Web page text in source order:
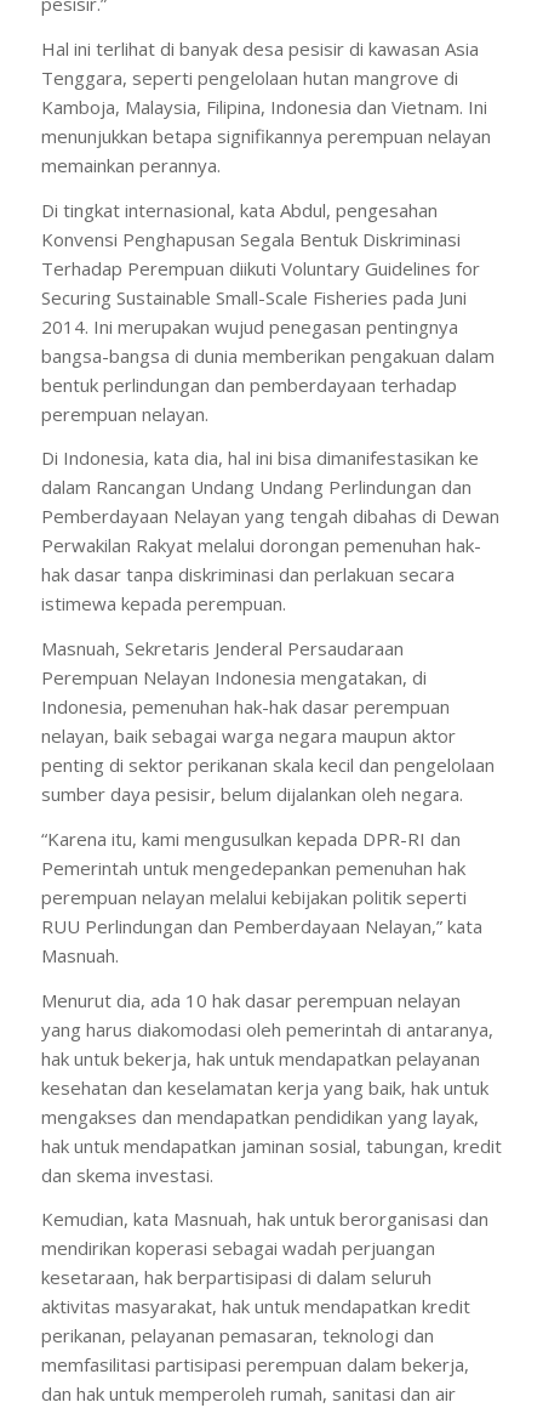
Hal ini terlihat di banyak desa pesisir di kawasan Asia
Tenggara, seperti pengelolaan hutan mangrove di
Kamboja, Malaysia, Filipina, Indonesia dan Vietnam. Ini
menunjukkan betapa signifikannya perempuan nelayan
memainkan perannya.
Di tingkat internasional, kata Abdul, pengesahan
Konvensi Penghapusan Segala Bentuk Diskriminasi
Terhadap Perempuan diikuti Voluntary Guidelines for
Securing Sustainable Small-Scale Fisheries pada Juni
2014. Ini merupakan wujud penegasan pentingnya
bangsa-bangsa di dunia memberikan pengakuan dalam
bentuk perlindungan dan pemberdayaan terhadap
perempuan nelayan.
Di Indonesia, kata dia, hal ini bisa dimanifestasikan ke
dalam Rancangan Undang Undang Perlindungan dan
Pemberdayaan Nelayan yang tengah dibahas di Dewan
Perwakilan Rakyat melalui dorongan pemenuhan hak-
hak dasar tanpa diskriminasi dan perlakuan secara
istimewa kepada perempuan.
Masnuah, Sekretaris Jenderal Persaudaraan
Perempuan Nelayan Indonesia mengatakan, di
Indonesia, pemenuhan hak-hak dasar perempuan
nelayan, baik sebagai warga negara maupun aktor
penting di sektor perikanan skala kecil dan pengelolaan
sumber daya pesisir, belum dijalankan oleh negara.
“Karena itu, kami mengusulkan kepada DPR-RI dan
Pemerintah untuk mengedepankan pemenuhan hak
perempuan nelayan melalui kebijakan politik seperti
RUU Perlindungan dan Pemberdayaan Nelayan,” kata
Masnuah.
Menurut dia, ada 10 hak dasar perempuan nelayan
yang harus diakomodasi oleh pemerintah di antaranya,
hak untuk bekerja, hak untuk mendapatkan pelayanan
kesehatan dan keselamatan kerja yang baik, hak untuk
mengakses dan mendapatkan pendidikan yang layak,
hak untuk mendapatkan jaminan sosial, tabungan, kredit
dan skema investasi.
Kemudian, kata Masnuah, hak untuk berorganisasi dan
mendirikan koperasi sebagai wadah perjuangan
kesetaraan, hak berpartisipasi di dalam seluruh
aktivitas masyarakat, hak untuk mendapatkan kredit
perikanan, pelayanan pemasaran, teknologi dan
memfasilitasi partisipasi perempuan dalam bekerja,
dan hak untuk memperoleh rumah, sanitasi dan air